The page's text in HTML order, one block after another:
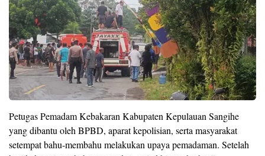
Petugas Pemadam Kebakaran Kabupaten Kepulauan Sangihe
yang dibantu oleh BPBD, aparat kepolisian, serta masyarakat
setempat bahu-membahu melakukan upaya pemadaman. Setelah